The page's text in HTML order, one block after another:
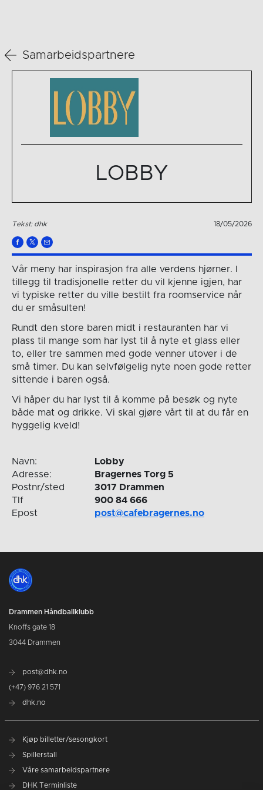
Samarbeidspartnere
LOBBY
Tekst: dhk 18/05/2026
Vår meny har inspirasjon fra alle verdens hjørner. I
tillegg til tradisjonelle retter du vil kjenne igjen, har
vi typiske retter du ville bestilt fra roomservice når
du er småsulten!
Rundt den store baren midt i restauranten har vi
plass til mange som har lyst til å nyte et glass eller
to, eller tre sammen med gode venner utover i de
små timer. Du kan selvfølgelig nyte noen gode retter
sittende i baren også.
Vi håper du har lyst til å komme på besøk og nyte
både mat og drikke. Vi skal gjøre vårt til at du får en
hyggelig kveld!
Navn:
Lobby
Adresse:
Bragernes Torg 5
Postnr/sted
3017 Drammen
Tlf
900 84 666
Epost
post@cafebragernes.no
Drammen Håndballklubb
Knoffs gate 18
3044 Drammen
post@dhk.no
(+47) 976 21 571
dhk.no
Kjøp billetter/sesongkort
Spillerstall
Våre samarbeidspartnere
DHK Terminliste